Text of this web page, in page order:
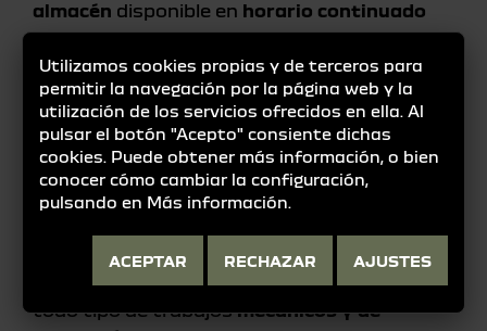
almacén disponible en horario continuado
para tu mayor comodidad.
En nuestro taller multimarca yServicio
Oficial Renault - Dacia, contamos con un
equipo de profesionales altamente
cualificados que te brindanconfianza,
experiencia y profesionalidad
tu vehículo y de las
reparaciones necesarias
en caso de avería o accidente. Realizamos
todo tipo de trabajosmecánicos y de
Utilizamos cookies propias y de terceros para
permitir la navegación por la página web y la
utilización de los servicios ofrecidos en ella. Al
pulsar el botón "Acepto" consiente dichas
cookies. Puede obtener más información, o bien
conocer cómo cambiar la configuración,
pulsando en Más información
ACEPTAR RECHAZAR AJUSTES